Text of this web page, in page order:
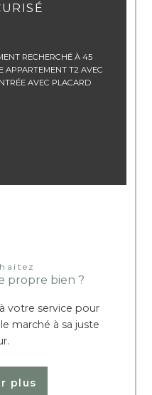
RECHERCHÉ À 45
APPARTEMENT T2 AVEC
AVEC PLACARD
propre bien ?
votre service pour
marché à sa juste
plus